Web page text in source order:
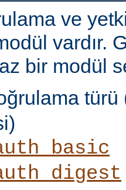
ve
vardır.
bir modül